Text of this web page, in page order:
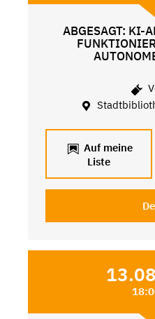
ABGESAGT: KI-
Auf meine
Liste